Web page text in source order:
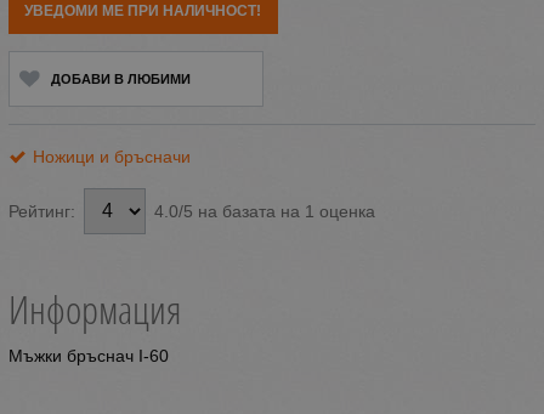
УВЕДОМИ МЕ ПРИ НАЛИЧНОСТ!
ДОБАВИ В ЛЮБИМИ
Ножици и бръсначи
Рейтинг: 4.0/5 на базата на 1 оценка
Информация
Мъжки бръснач I-60